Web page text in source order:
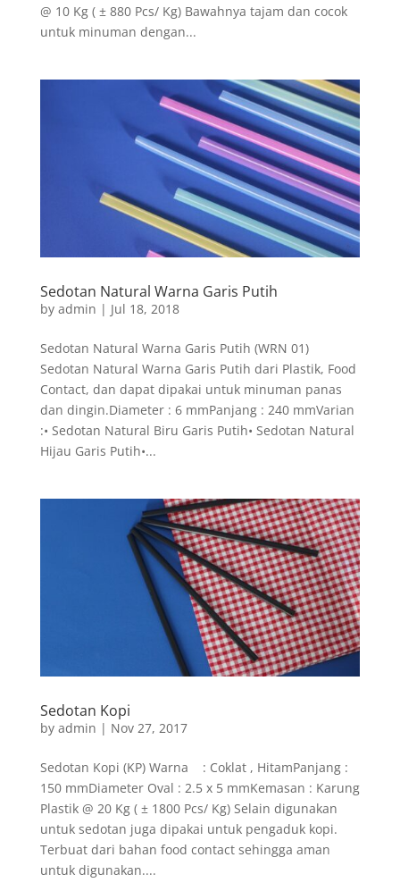
@ 10 Kg ( ± 880 Pcs/ Kg) Bawahnya tajam dan cocok
untuk minuman dengan...
Sedotan Natural Warna Garis Putih
by admin | Jul 18, 2018
Sedotan Natural Warna Garis Putih (WRN 01)
Sedotan Natural Warna Garis Putih dari Plastik, Food
Contact, dan dapat dipakai untuk minuman panas
dan dingin.Diameter : 6 mmPanjang : 240 mmVarian
:• Sedotan Natural Biru Garis Putih• Sedotan Natural
Hijau Garis Putih•...
Sedotan Kopi
by admin | Nov 27, 2017
Sedotan Kopi (KP) Warna : Coklat , HitamPanjang :
150 mmDiameter Oval : 2.5 x 5 mmKemasan : Karung
Plastik @ 20 Kg ( ± 1800 Pcs/ Kg) Selain digunakan
untuk sedotan juga dipakai untuk pengaduk kopi.
Terbuat dari bahan food contact sehingga aman
untuk digunakan....